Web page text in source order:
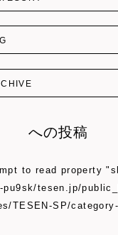
への投稿
to read property
pu9sk/tesen.jp/
TESEN-SP/